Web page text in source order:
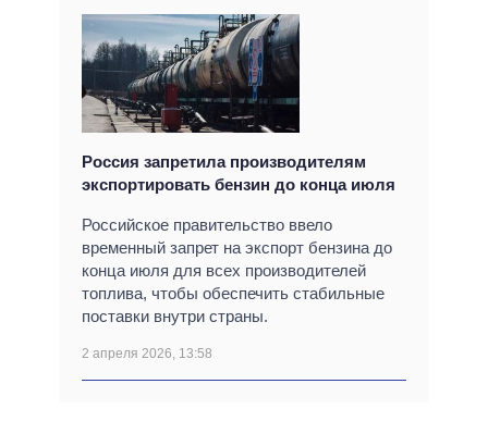
Россия запретила производителям
экспортировать бензин до конца июля
Российское правительство ввело
временный запрет на экспорт бензина до
конца июля для всех производителей
топлива, чтобы обеспечить стабильные
поставки внутри страны.
2 апреля 2026, 13:58